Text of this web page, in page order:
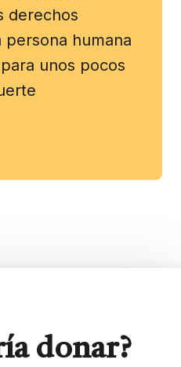
derechos
persona humana
unos pocos
donar?